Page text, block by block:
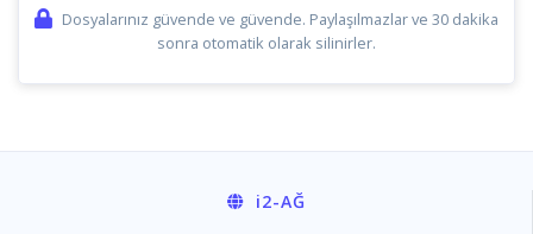
Dosyalarınız güvende ve güvende. Paylaşılmazlar ve 30 dakika
sonra otomatik olarak silinirler.
i2-AĞ